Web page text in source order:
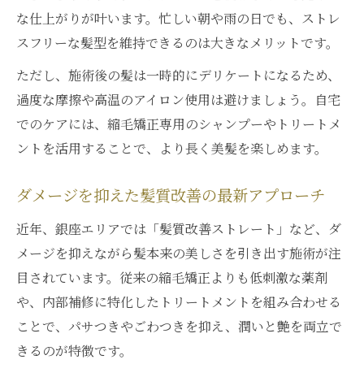
な仕上がりが叶います。忙しい朝や雨の日でも、ストレ
スフリーな髪型を維持できるのは大きなメリットです。
ただし、施術後の髪は一時的にデリケートになるため、
過度な摩擦や高温のアイロン使用は避けましょう。自宅
でのケアには、縮毛矯正専用のシャンプーやトリートメ
ントを活用することで、より長く美髪を楽しめます。
ダメージを抑えた髪質改善の最新アプローチ
近年、銀座エリアでは「髪質改善ストレート」など、ダ
メージを抑えながら髪本来の美しさを引き出す施術が注
目されています。従来の縮毛矯正よりも低刺激な薬剤
や、内部補修に特化したトリートメントを組み合わせる
ことで、パサつきやごわつきを抑え、潤いと艶を両立で
きるのが特徴です。